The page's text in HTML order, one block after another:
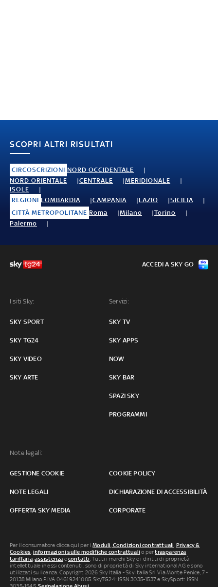
SCOPRI ALTRI RISULTATI
CIRCOSCRIZIONI NORD OCCIDENTALE
NORD ORIENTALE
CENTRALE
MERIDIONALE
ISOLE
REGIONI LOMBARDIA CAMPANIA LAZIO
SICILIA
CITTÀ METROPOLITANE Roma Milano
Torino
Palermo
I siti Sky:
SKY SPORT
SKY TG24
SKY VIDEO
SKY ARTE
Servizi:
SKY TV
SKY APPS
NOW
SKY BAR
SPAZI SKY
PROGRAMMI
Note legali:
GESTIONE COOKIE COOKIE POLICY
NOTE LEGALI DICHIARAZIONE DI ACCESSIBILITÀ
OFFERTA SKY MEDIA CORPORATE
ACCEDI A SKY GO
Per il consumatore clicca qui per iModuli, Condizioni contrattuali, Privacy &
Cookies, informazioni sulle modifiche contrattuali o pertrasparenza
tariffaria,assistenza econtatti. Tutti i marchi Sky e i diritti di proprietà
intellettuale in essi contenuti, sono di proprietà di Sky international AG e sono
utilizzati su licenza. Copyright 2026 Sky Italia - Sky Italia Srl Via Monte Penice, 7 -
20138 Milano P.IVA 04619241005. SkyTG24: ISSN 3035-1537 e SkySport: ISSN